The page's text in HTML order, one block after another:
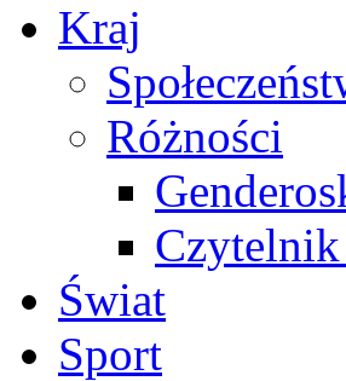
Kraj
Różności
Świat
Sport